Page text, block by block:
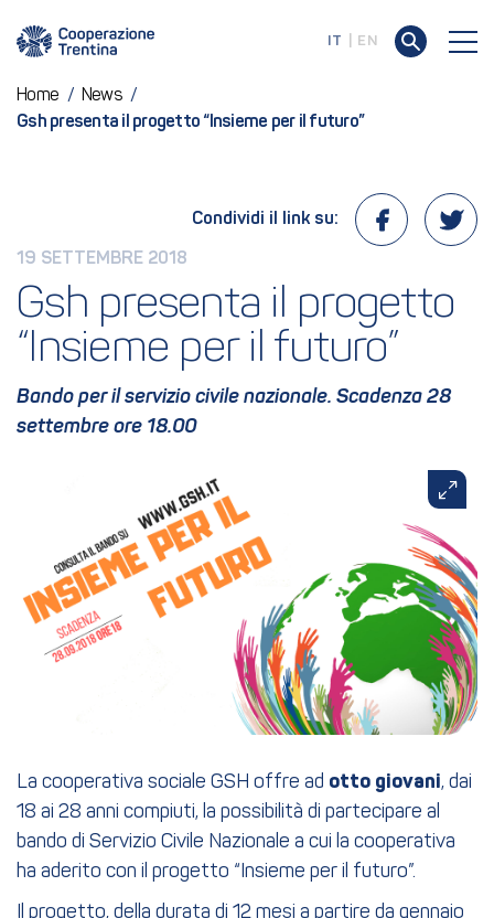
IT EN
Home / News /
Gsh presenta il progetto “Insieme per il futuro”
19 SETTEMBRE 2018
Condividi il link su:
Gsh presenta il progetto
“Insieme per il futuro”
Bando per il servizio civile nazionale. Scadenza 28
settembre ore 18.00
La cooperativa sociale GSH offre ad otto giovani, dai
18 ai 28 anni compiuti, la possibilità di partecipare al
bando di Servizio Civile Nazionale a cui la cooperativa
ha aderito con il progetto “Insieme per il futuro”.
Il progetto, della durata di 12 mesi a partire da gennaio